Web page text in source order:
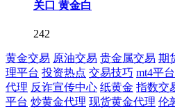
关口 黄金白
242
黄金交易 原油交易 贵金属交易 期
理平台 投资热点 交易技巧 mt4平台
代理 反诈宣传中心 纸黄金 指数交
平台 炒黄金代理 现货黄金代理 伦